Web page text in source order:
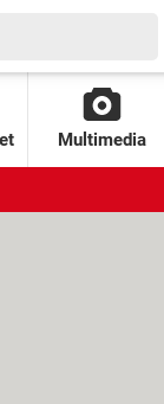
Multimedia